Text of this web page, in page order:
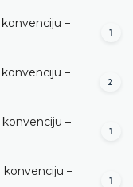
–
1
–
2
–
1
konvenciju –
1